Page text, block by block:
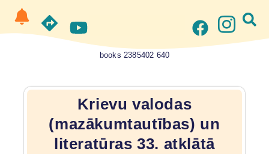
books 2385402 640
Krievu valodas
(mazākumtautības) un
literatūras 33. atklātā